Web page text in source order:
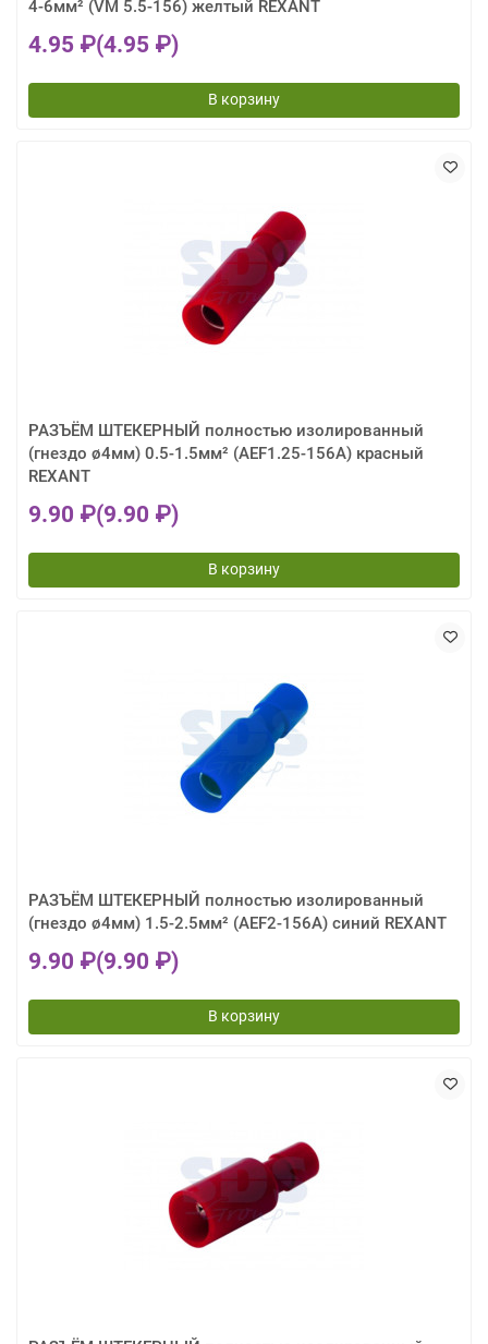
4-6мм² (VM 5.5-156) желтый REXANT
4.95 ₽(4.95 ₽)
В корзину
РАЗЪЁМ ШТЕКЕРНЫЙ полностью изолированный
(гнездо ø4мм) 0.5-1.5мм² (AEF1.25-156A) красный
REXANT
9.90 ₽(9.90 ₽)
В корзину
РАЗЪЁМ ШТЕКЕРНЫЙ полностью изолированный
(гнездо ø4мм) 1.5-2.5мм² (AEF2-156A) синий REXANT
9.90 ₽(9.90 ₽)
В корзину